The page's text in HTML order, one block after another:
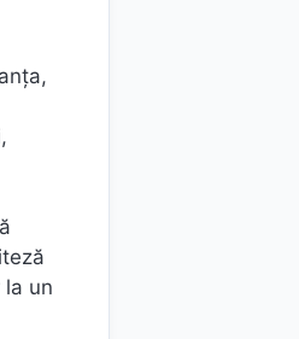
un